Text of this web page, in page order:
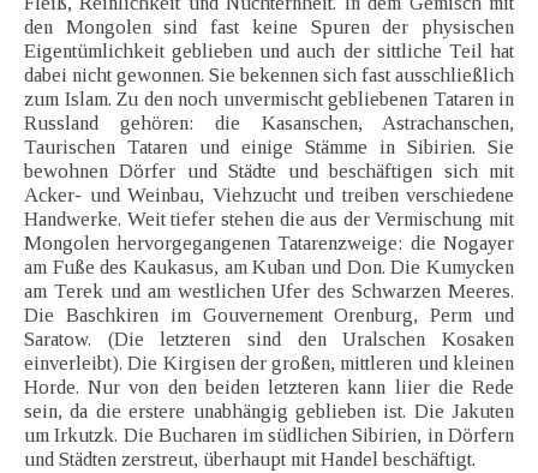
den Mongolen sind fast keine Spuren der physischen
Eigentümlichkeit geblieben und auch der sittliche Teil hat
dabei nicht gewonnen. Sie bekennen sich fast ausschließlich
zum Islam. Zu den noch unvermischt gebliebenen Tataren in
Russland gehören: die Kasanschen, Astrachanschen,
Taurischen Tataren und einige Stämme in Sibirien. Sie
bewohnen Dörfer und Städte und beschäftigen sich mit
Acker- und Weinbau, Viehzucht und treiben verschiedene
Handwerke. Weit tiefer stehen die aus der Vermischung mit
Mongolen hervorgegangenen Tatarenzweige: die Nogayer
am Fuße des Kaukasus, am Kuban und Don. Die Kumycken
am Terek und am westlichen Ufer des Schwarzen Meeres.
Die Baschkiren im Gouvernement Orenburg, Perm und
Saratow. (Die letzteren sind den Uralschen Kosaken
einverleibt). Die Kirgisen der großen, mittleren und kleinen
Horde. Nur von den beiden letzteren kann liier die Rede
sein, da die erstere unabhängig geblieben ist. Die Jakuten
um Irkutzk. Die Bucharen im südlichen Sibirien, in Dörfern
und Städten zerstreut, überhaupt mit Handel beschäftigt.